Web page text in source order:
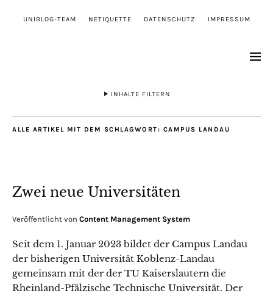
UNIBLOG-TEAM NETIQUETTE DATENSCHUTZ IMPRESSUM
INHALTE FILTERN
ALLE ARTIKEL MIT DEM SCHLAGWORT: CAMPUS LANDAU
Zwei neue Universitäten
Veröffentlicht von Content Management System
Seit dem 1. Januar 2023 bildet der Campus Landau
der bisherigen Universität Koblenz-Landau
gemeinsam mit der der TU Kaiserslautern die
Rheinland-Pfälzische Technische Universität. Der